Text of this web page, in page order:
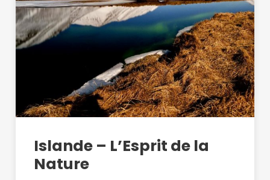
Islande – L’Esprit de la
Nature